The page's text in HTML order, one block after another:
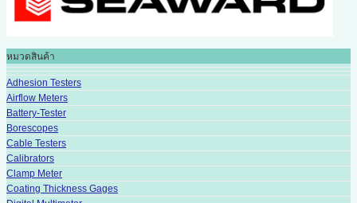
หมวดสินค้า
Adhesion Testers
Airflow Meters
Battery-Tester
Borescopes
Cable Testers
Calibrators
Clamp Meter
Coating Thickness Gages